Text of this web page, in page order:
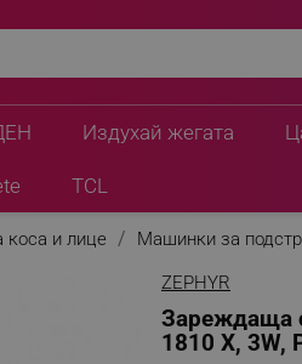
Издухай жегата
TCL
коса и лице
Машинки за
ZEPHYR
Зареждаща
1810 X, 3W,